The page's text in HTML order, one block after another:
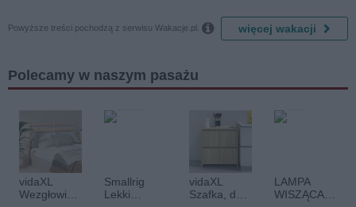
Powyższe treści pochodzą z serwisu Wakacje.pl.  więcej wakacji
Polecamy w naszym pasażu
vidaXL
Wezgłowie
Smallrig
Lekki
vidaXL
Szafka, dąb
LAMPA
WISZĄCA